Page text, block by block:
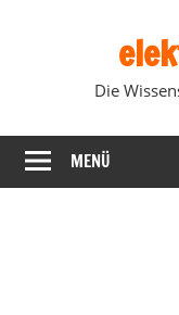
Die
MENÜ